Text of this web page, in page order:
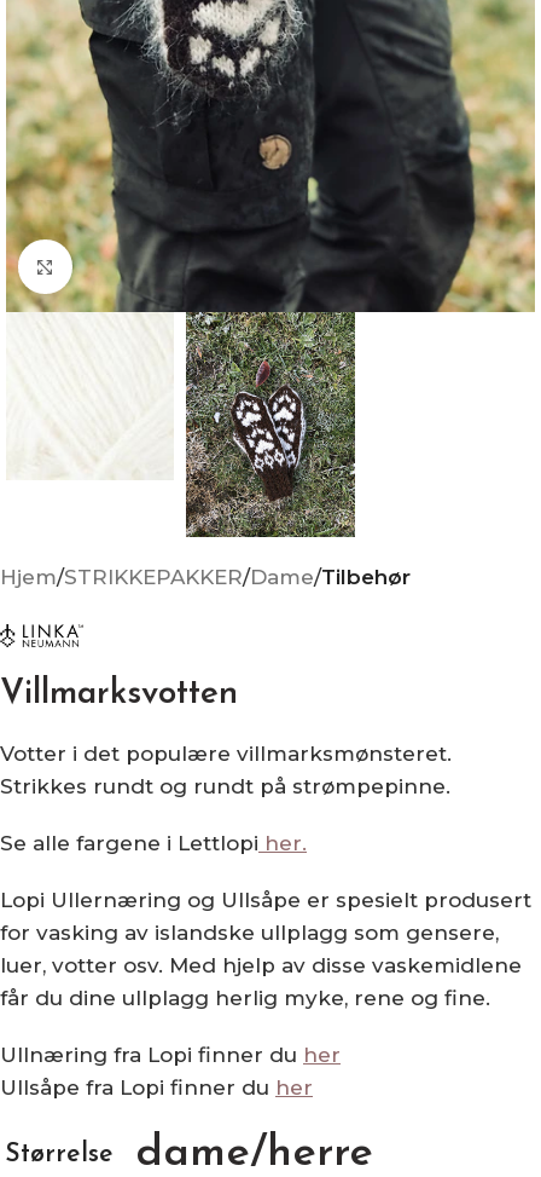
Click to enlarge
Hjem STRIKKEPAKKER Dame Tilbehør
Villmarksvotten
Votter i det populære villmarksmønsteret.
Strikkes rundt og rundt på strømpepinne.
Se alle fargene i Lettlopi her.
Lopi Ullernæring og Ullsåpe er spesielt produsert
for vasking av islandske ullplagg som gensere,
luer, votter osv. Med hjelp av disse vaskemidlene
får du dine ullplagg herlig myke, rene og fine.
Ullnæring fra Lopi finner du her
Ullsåpe fra Lopi finner du her
Størrelse dame/herre